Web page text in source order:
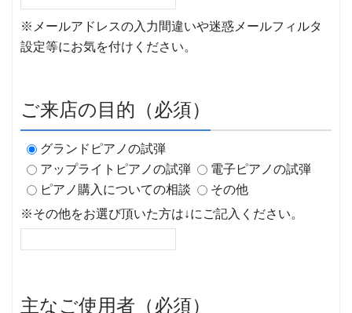
※メールアドレスの入力間違いや迷惑メールフィルタ
設定等にお気を付けください。
ご来店の目的（必須）
グランドピアノの試弾
アップライトピアノの試弾
電子ピアノの試弾
ピアノ購入についての相談
その他
※その他をお選び頂いた方は↓にご記入ください。
主なご使用者（必須）